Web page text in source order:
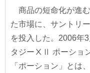
商品の短命化が進
た市場に、サントリ
を投入した。2006年
タジーⅩⅡ ポーショ
「ポーション」とは